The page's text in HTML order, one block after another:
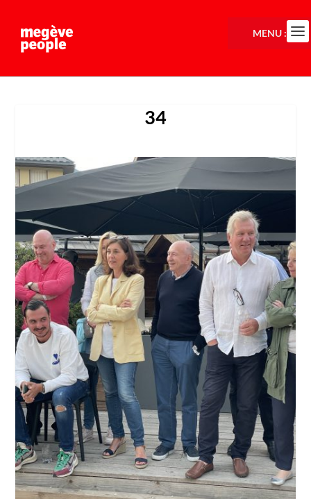
34
MENU :